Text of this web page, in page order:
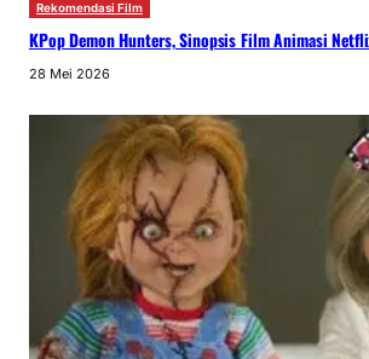
Rekomendasi Film
KPop Demon Hunters, Sinopsis Film Animasi
28 Mei 2026